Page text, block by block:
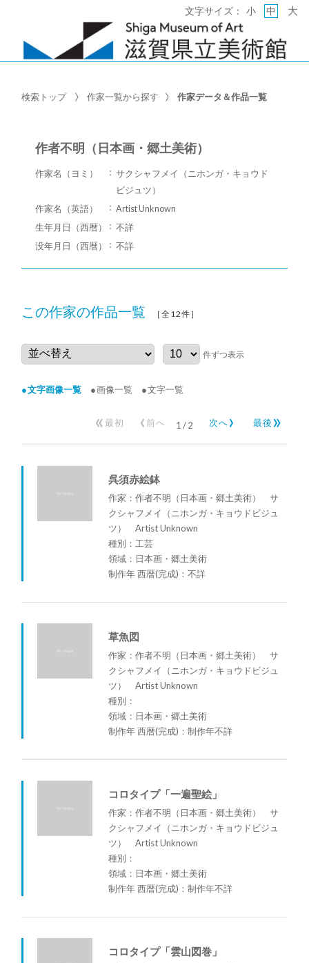
文字サイズ： 小 中 大
検索トップ 作家一覧から探す 作家データ＆作品一覧
作者不明（日本画・郷土美術）
作家名（ヨミ）
サクシャフメイ（ニホンガ・キョウド
ビジュツ）
作家名（英語）
Artist Unknown
生年月日（西暦）
不詳
没年月日（西暦）
不詳
この作家の作品一覧 ［全12件］
件ずつ表示
文字画像一覧 画像一覧 文字一覧
«最初 ‹前へ 1 /2 次へ› 最後 »
呉須赤絵鉢
作家：作者不明（日本画・郷土美術） サ
クシャフメイ（ニホンガ・キョウドビジュ
ツ） Artist Unknown
種別：工芸
領域：日本画・郷土美術
制作年 西暦(完成)：不詳
草魚図
作家：作者不明（日本画・郷土美術） サ
クシャフメイ（ニホンガ・キョウドビジュ
ツ） Artist Unknown
種別：
領域：日本画・郷土美術
制作年 西暦(完成)：制作年不詳
コロタイプ「一遍聖絵」
作家：作者不明（日本画・郷土美術） サ
クシャフメイ（ニホンガ・キョウドビジュ
ツ） Artist Unknown
種別：
領域：日本画・郷土美術
制作年 西暦(完成)：制作年不詳
コロタイプ「雲山図巻」